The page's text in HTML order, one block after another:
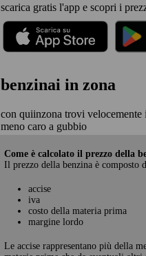
scarica gratis l'app e scopri i
benzinai in zona
con quiinzona trovi velocemente i
meno caro a gubbio
Come è calcolato il prezzo della
Il prezzo della benzina è composto
accise
iva
costo della materia prima
margine lordo
Le accise rappresentano più della